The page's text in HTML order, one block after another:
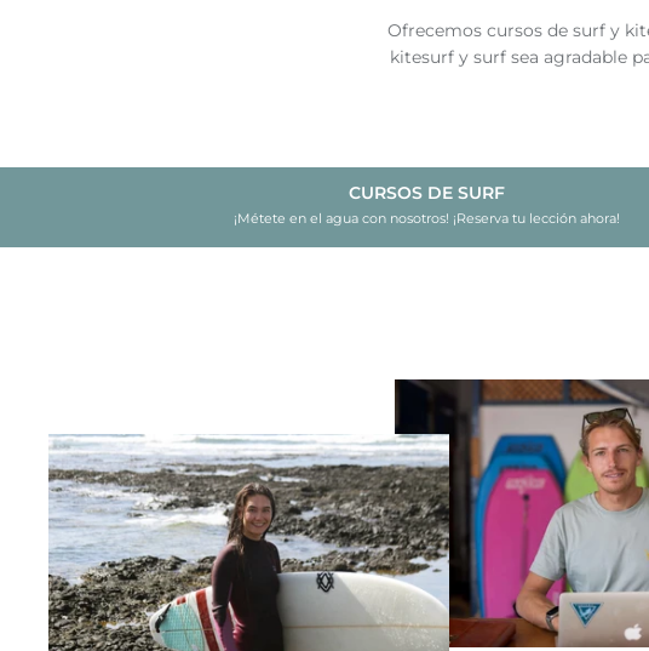
Ofrecemos cursos de surf y
kitesurf y surf sea agradable
CURSOS DE SURF
¡Métete en el agua con nosotros! ¡Reserva tu lección ahora!